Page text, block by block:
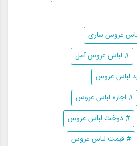
عروس ساری
# لباس عروس آمل
لباس عروس
# اجاره لباس عروس
# دوخت لباس عروس
# قیمت لباس عروس